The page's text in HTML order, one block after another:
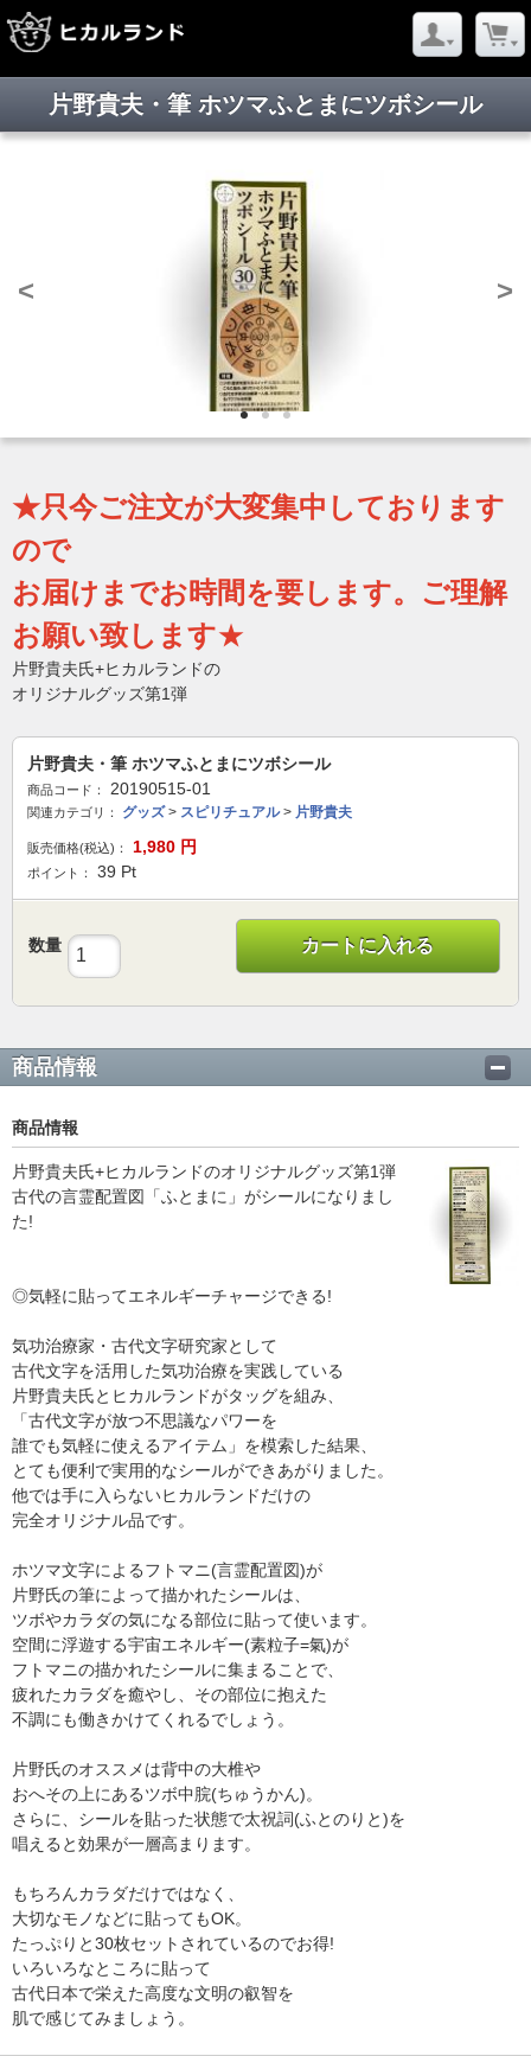
片野貴夫・筆 ホツマふとまにツボシール
< >
★只今ご注文が大変集中しております
ので
お届けまでお時間を要します。ご理解
お願い致します★
片野貴夫氏+ヒカルランドの
オリジナルグッズ第1弾
片野貴夫・筆 ホツマふとまにツボシール
商品コード： 20190515-01
関連カテゴリ： グッズ> スピリチュアル> 片野貴夫
販売価格(税込)： 1,980 円
ポイント： 39 Pt
数量 カートに入れる
商品情報
商品情報
片野貴夫氏+ヒカルランドのオリジナルグッズ第1弾
古代の言霊配置図「ふとまに」がシールになりまし
た!
◎気軽に貼ってエネルギーチャージできる!
気功治療家・古代文字研究家として
古代文字を活用した気功治療を実践している
片野貴夫氏とヒカルランドがタッグを組み、
「古代文字が放つ不思議なパワーを
誰でも気軽に使えるアイテム」を模索した結果、
とても便利で実用的なシールができあがりました。
他では手に入らないヒカルランドだけの
完全オリジナル品です。
ホツマ文字によるフトマニ(言霊配置図)が
片野氏の筆によって描かれたシールは、
ツボやカラダの気になる部位に貼って使います。
空間に浮遊する宇宙エネルギー(素粒子=氣)が
フトマニの描かれたシールに集まることで、
疲れたカラダを癒やし、その部位に抱えた
不調にも働きかけてくれるでしょう。
片野氏のオススメは背中の大椎や
おへその上にあるツボ中脘(ちゅうかん)。
さらに、シールを貼った状態で太祝詞(ふとのりと)を
唱えると効果が一層高まります。
もちろんカラダだけではなく、
大切なモノなどに貼ってもOK。
たっぷりと30枚セットされているのでお得!
いろいろなところに貼って
古代日本で栄えた高度な文明の叡智を
肌で感じてみましょう。